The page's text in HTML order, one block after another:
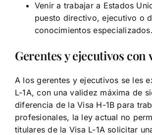
Venir a trabajar a Estados
puesto directivo, ejecutivo o
conocimientos especializados.
Gerentes y ejecutivos con
A los gerentes y ejecutivos se les
L-1A, con una validez máxima de
diferencia de la Visa H-1B para
profesionales, la ley actual no
titulares de la Visa L-1A solicitar